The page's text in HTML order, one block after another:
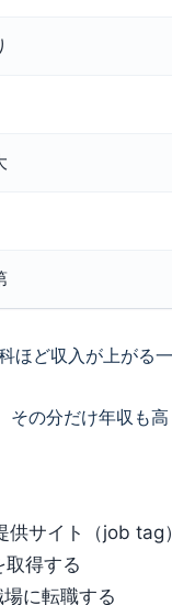
ほど収入が上がる一
の分だけ年収も高
サイト（job tag
得する
に転職する